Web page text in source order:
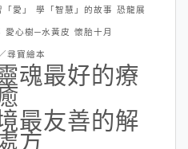
愛」 學「智慧」的故事 恐龍展
愛心樹─水黃皮 懷胎十月
尋寶繪本
魂最好的療
最友善的解
方